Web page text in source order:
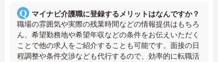
マイナビ介護職に登録するメリットはなんですか？
職場の雰囲気や実際の残業時間などの情報提供はもちろ
ん、希望勤務地や希望年収などの条件をお伝えいただく
ことで他の求人をご紹介することも可能です。面接の日
程調整や条件交渉なども代行するので、効率的に転職活